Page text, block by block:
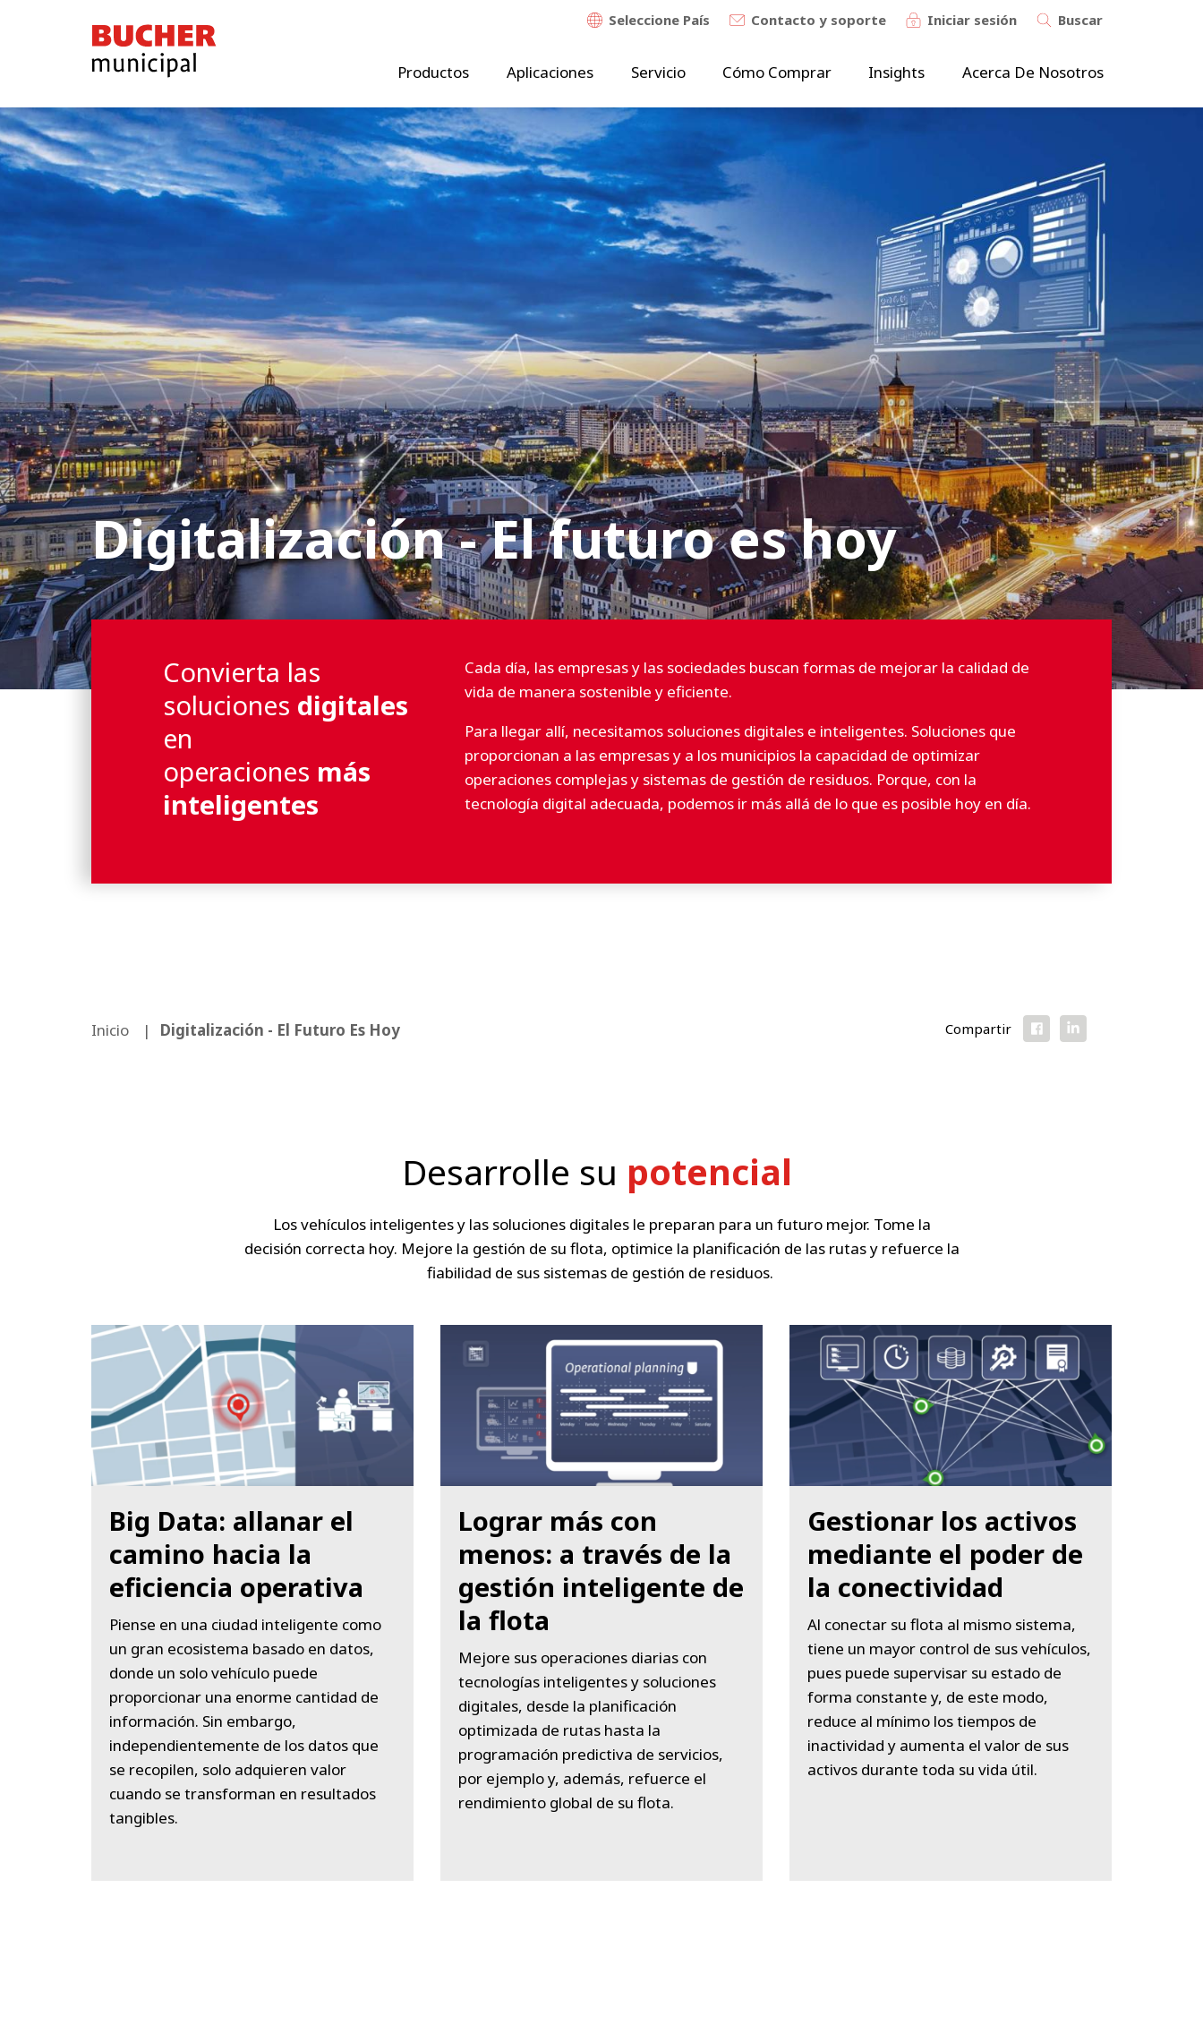
Bucher
Municipal
Seleccione País Contacto y soporte Iniciar sesión Buscar
Productos Aplicaciones Servicio Cómo Comprar Insights Acerca De Nosotros
Digitalización - El futuro es hoy
Convierta las
soluciones digitales
en
operaciones más
inteligentes
Cada día, las empresas y las sociedades buscan formas de mejorar la calidad de
vida de manera sostenible y eficiente.
Para llegar allí, necesitamos soluciones digitales e inteligentes. Soluciones que
proporcionan a las empresas y a los municipios la capacidad de optimizar
operaciones complejas y sistemas de gestión de residuos. Porque, con la
tecnología digital adecuada, podemos ir más allá de lo que es posible hoy en día.
Inicio Digitalización - El Futuro Es Hoy Compartir
Desarrolle su potencial
Los vehículos inteligentes y las soluciones digitales le preparan para un futuro mejor. Tome la
decisión correcta hoy. Mejore la gestión de su flota, optimice la planificación de las rutas y refuerce la
fiabilidad de sus sistemas de gestión de residuos.
Big Data: allanar el
camino hacia la
eficiencia operativa
Piense en una ciudad inteligente como
un gran ecosistema basado en datos,
donde un solo vehículo puede
proporcionar una enorme cantidad de
información. Sin embargo,
independientemente de los datos que
se recopilen, solo adquieren valor
cuando se transforman en resultados
tangibles.
Lograr más con
menos: a través de la
gestión inteligente de
la flota
Mejore sus operaciones diarias con
tecnologías inteligentes y soluciones
digitales, desde la planificación
optimizada de rutas hasta la
programación predictiva de servicios,
por ejemplo y, además, refuerce el
rendimiento global de su flota.
Gestionar los activos
mediante el poder de
la conectividad
Al conectar su flota al mismo sistema,
tiene un mayor control de sus vehículos,
pues puede supervisar su estado de
forma constante y, de este modo,
reduce al mínimo los tiempos de
inactividad y aumenta el valor de sus
activos durante toda su vida útil.